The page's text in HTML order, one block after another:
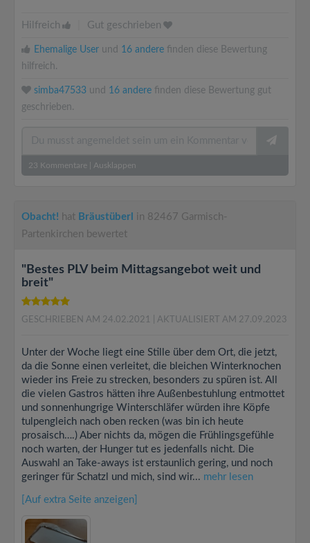
Hilfreich Gut geschrieben
Ehemalige User und 16 andere finden diese Bewertung
hilfreich.
simba47533 und 16 andere finden diese Bewertung gut
geschrieben.
23 Kommentare Ausklappen
Obacht! hat Bräustüberl in 82467 Garmisch-
Partenkirchen bewertet
"Bestes PLV beim Mittagsangebot weit und
breit"
GESCHRIEBEN AM 24.02.2021 | AKTUALISIERT AM 27.09.2023
Unter der Woche liegt eine Stille über dem Ort, die jetzt,
da die Sonne einen verleitet, die bleichen Winterknochen
wieder ins Freie zu strecken, besonders zu spüren ist. All
die vielen Gastros hätten ihre Außenbestuhlung entmottet
und sonnenhungrige Winterschläfer würden ihre Köpfe
tulpengleich nach oben recken (was bin ich heute
prosaisch….) Aber nichts da, mögen die Frühlingsgefühle
noch warten, der Hunger tut es jedenfalls nicht. Die
Auswahl an Take-aways ist erstaunlich gering, und noch
geringer für Schatzl und mich, sind wir... mehr lesen
[Auf extra Seite anzeigen]